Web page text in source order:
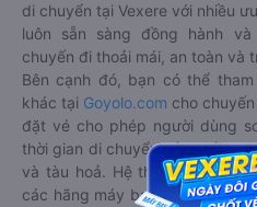
di chuyển tại Vexere với nhiều
luôn sẵn sàng đồng hành
chuyến đi thoải mái, an toàn và
Bên cạnh đó, bạn có thể
khác tại Goyolo.com cho
đặt vé cho phép người dùng
thời gian di chuyển của nhiều
và tàu hoả. Hệ thống của
các hãng máy bay, xe khách